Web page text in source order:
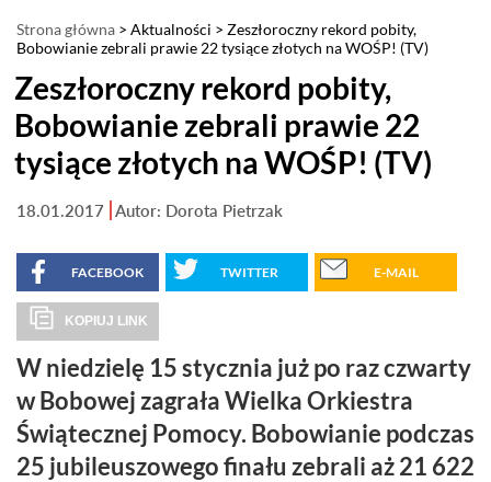
Strona główna > Aktualności > Zeszłoroczny rekord pobity,
Bobowianie zebrali prawie 22 tysiące złotych na WOŚP! (TV)
Zeszłoroczny rekord pobity,
Bobowianie zebrali prawie 22
tysiące złotych na WOŚP! (TV)
18.01.2017 Autor: Dorota Pietrzak
FACEBOOK TWITTER E-MAIL
KOPIUJ LINK
W niedzielę 15 stycznia już po raz czwarty
w Bobowej zagrała Wielka Orkiestra
Świątecznej Pomocy. Bobowianie podczas
25 jubileuszowego finału zebrali aż 21 622